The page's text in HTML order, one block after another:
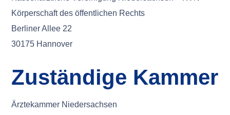
Körperschaft des öffentlichen Rechts
Berliner Allee 22
30175 Hannover
Zuständige Kammer
Ärztekammer Niedersachsen